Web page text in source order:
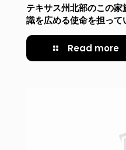
テキサス州北部のこの
識を広める使命を担って
Read more